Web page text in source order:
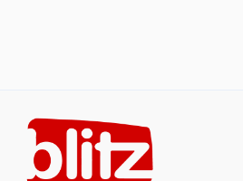
content